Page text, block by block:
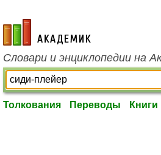
academic.ru
Словари и энциклопедии на
Толкования Переводы Книги